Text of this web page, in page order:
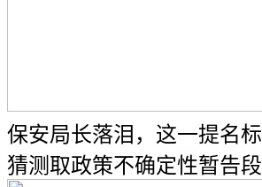
保安局长落泪，这一提名
猜测取政策不确定性暂告段